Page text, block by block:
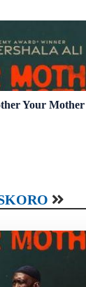
Your Mother